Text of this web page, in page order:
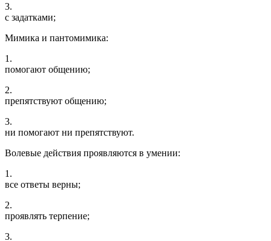
3.
с задатками;
Мимика и пантомимика:
1.
помогают общению;
2.
препятствуют общению;
3.
ни помогают ни препятствуют.
Волевые действия проявляются в умении:
1.
все ответы верны;
2.
проявлять терпение;
3.